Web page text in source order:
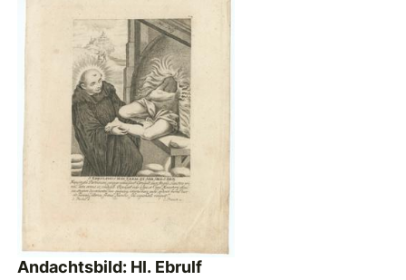
Andachtsbild: Hl. Ebrulf